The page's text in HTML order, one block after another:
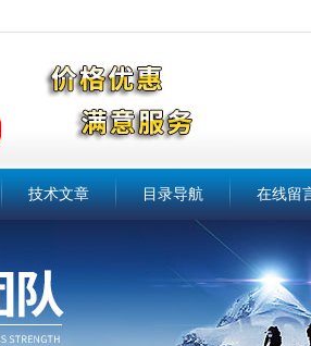
技术文章 目录导航 在线留